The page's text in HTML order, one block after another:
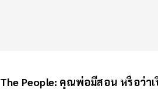
The People: คุณพ่อมีสอน หรือว่า